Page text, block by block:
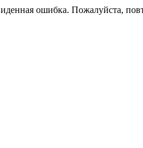
ошибка. Пожалуйста,